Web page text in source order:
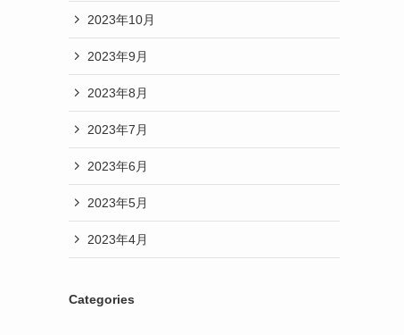
2023年10月
2023年9月
2023年8月
2023年7月
2023年6月
2023年5月
2023年4月
Categories